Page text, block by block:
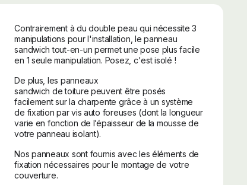
Contrairement à du double peau qui nécessite 3
manipulations pour l'installation, le panneau
sandwich tout-en-un permet une pose plus facile
en 1 seule manipulation. Posez, c'est isolé !
De plus, les panneaux
sandwich de toiture peuvent être posés
facilement sur la charpente grâce à un système
de fixation par vis auto foreuses (dont la longueur
varie en fonction de l’épaisseur de la mousse de
votre panneau isolant).
Nos panneaux sont fournis avec les éléments de
fixation nécessaires pour le montage de votre
couverture.